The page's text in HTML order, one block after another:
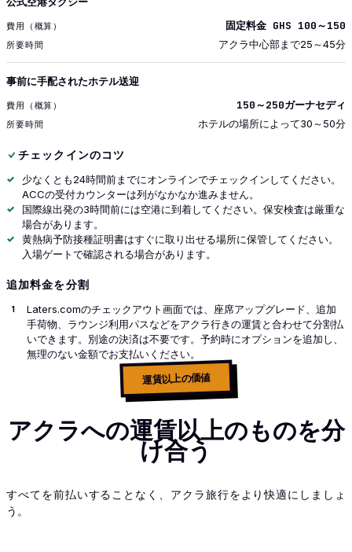
固定料金 GHS 100～150
アクラ中心部まで25～45分
事前に手配されたホテル送迎
150～250ガーナセディ
ホテルの場所によって30～50分
チェックインのコツ
少なくとも24時間前までにオンラインでチェックインしてください。
ACCの受付カウンターは列がなかなか進みません。
国際線出発の3時間前には空港に到着してください。保安検査は厳重な
場合があります。
黄熱病予防接種証明書はすぐに取り出せる場所に保管してください。
入場ゲートで確認される場合があります。
追加料金を分割
Laters.comのチェックアウト画面では、座席アップグレード、追加
手荷物、ラウンジ利用パスなどをアクラ行きの運賃と合わせて分割払
いできます。別途の決済は不要です。予約時にオプションを追加し、
無理のない金額でお支払いください。
運賃以上の価値
アクラへの運賃以上のものを分
け合う
すべてを前払いすることなく、アクラ旅行をより快適にしましょ
う。